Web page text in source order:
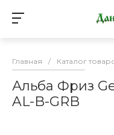
Главная / Каталог
Альба Фриз
AL-B-GRB